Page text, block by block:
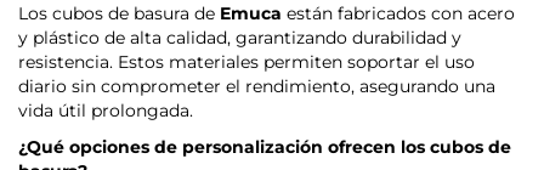
Los cubos de basura de Emuca están fabricados con acero
y plástico de alta calidad, garantizando durabilidad y
resistencia. Estos materiales permiten soportar el uso
diario sin comprometer el rendimiento, asegurando una
vida útil prolongada.
¿Qué opciones de personalización ofrecen los cubos de